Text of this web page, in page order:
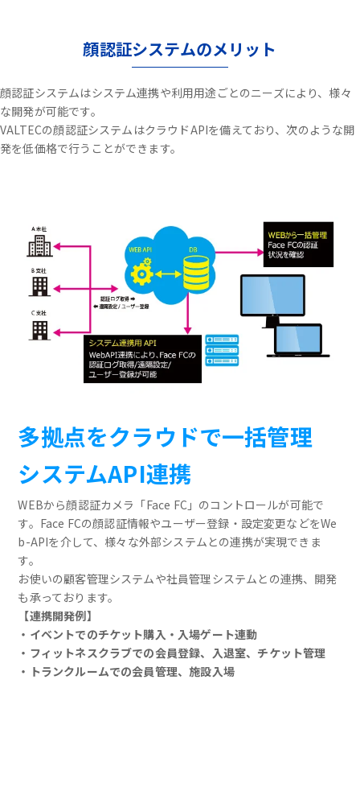
顔認証システムのメリット
顔認証システムはシステム連携や利用用途ごとのニーズにより、様々
な開発が可能です。
VALTECの顔認証システムはクラウドAPIを備えており、次のような開
発を低価格で行うことができます。
多拠点をクラウドで一括管理
システムAPI連携
WEBから顔認証カメラ「Face FC」のコントロールが可能で
す。Face FCの顔認証情報やユーザー登録・設定変更などをWe
b-APIを介して、様々な外部システムとの連携が実現できま
す。
お使いの顧客管理システムや社員管理システムとの連携、開発
も承っております。
【連携開発例】
・イベントでのチケット購入・入場ゲート連動
・フィットネスクラブでの会員登録、入退室、チケット管理
・トランクルームでの会員管理、施設入場